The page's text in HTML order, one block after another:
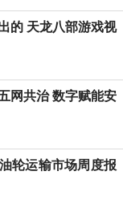
的 天龙八部游戏视
网共治 数字赋能安
轮运输市场周度报